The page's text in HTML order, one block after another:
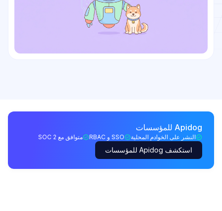
Apidog للمؤسسات
النشر على الخوادم المحلية SSO و RBAC متوافق مع SOC 2
استكشف Apidog للمؤسسات